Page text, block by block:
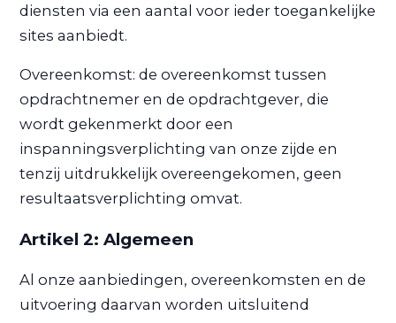
diensten via een aantal voor ieder toegankelijke
sites aanbiedt.
Overeenkomst: de overeenkomst tussen
opdrachtnemer en de opdrachtgever, die
wordt gekenmerkt door een
inspanningsverplichting van onze zijde en
tenzij uitdrukkelijk overeengekomen, geen
resultaatsverplichting omvat.
Artikel 2: Algemeen
Al onze aanbiedingen, overeenkomsten en de
uitvoering daarvan worden uitsluitend